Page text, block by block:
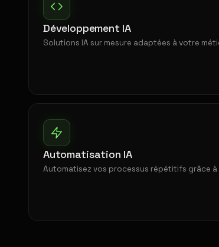
Développement IA
Solutions IA sur mesure adaptées à votre
Automatisation IA
Automatisez vos processus répétitifs grâce à